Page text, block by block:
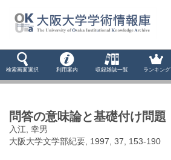
検索画面選択 利用案内 収録雑誌一覧 ランキング
問答の意味論と基礎付け問題
入江, 幸男
大阪大学文学部紀要, 1997, 37, 153-190